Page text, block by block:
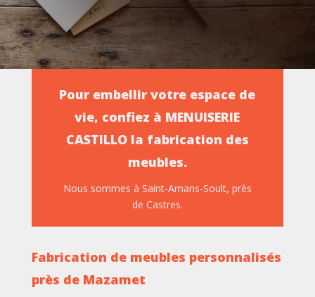
Pour embellir votre espace de
vie, confiez à MENUISERIE
CASTILLO la fabrication des
meubles.
Nous sommes à Saint-Amans-Soult, près
de Castres.
Fabrication de meubles personnalisés
près de Mazamet